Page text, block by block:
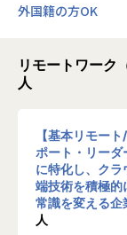
外国籍の方OK
リモートワーク
人
【基本リモー
ポート・リー
に特化し、ク
端技術を積極
常識を変える企
人